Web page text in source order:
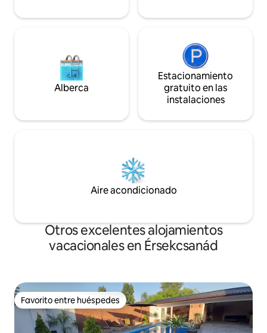
Alberca
Estacionamiento
gratuito en las
instalaciones
Aire acondicionado
Otros excelentes alojamientos
vacacionales en Érsekcsanád
Favorito entre huéspedes
Favorito entre huéspedes